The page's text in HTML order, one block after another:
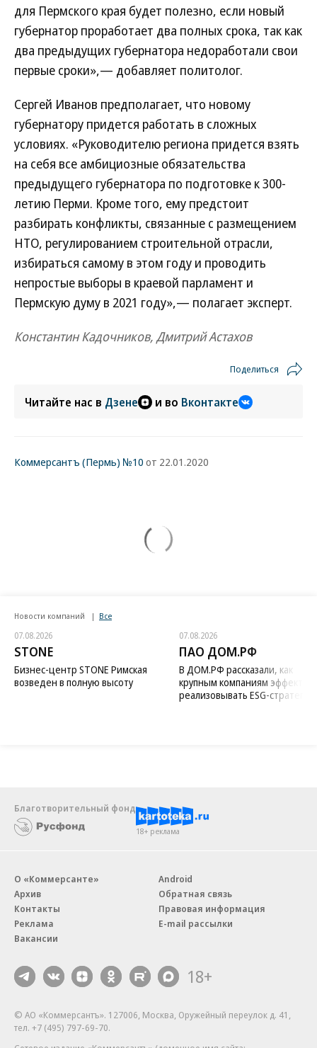
для Пермского края будет полезно, если новый
губернатор проработает два полных срока, так как
два предыдущих губернатора недоработали свои
первые сроки»,— добавляет политолог.
Сергей Иванов предполагает, что новому
губернатору придется работать в сложных
условиях. «Руководителю региона придется взять
на себя все амбициозные обязательства
предыдущего губернатора по подготовке к 300-
летию Перми. Кроме того, ему предстоит
разбирать конфликты, связанные с размещением
НТО, регулированием строительной отрасли,
избираться самому в этом году и проводить
непростые выборы в краевой парламент и
Пермскую думу в 2021 году»,— полагает эксперт.
Константин Кадочников, Дмитрий Астахов
Поделиться
Читайте нас в Дзене и во Вконтакте
Коммерсантъ (Пермь) №10 от 22.01.2020
Новости компаний Все
07.08.2026
STONE
Бизнес-центр STONE Римская
возведен в полную высоту
07.08.2026
ПАО ДОМ.РФ
В ДОМ.РФ рассказали, как
крупным компаниям
реализовывать ESG-стратегию
Благотворительный фонд
18+ реклама
О «Коммерсанте»
Архив
Контакты
Реклама
Вакансии
Android
Обратная связь
Правовая информация
E-mail рассылки
18+
© АО «Коммерсантъ». 127006, Москва, Оружейный переулок д. 41,
тел. +7 (495) 797-69-70.